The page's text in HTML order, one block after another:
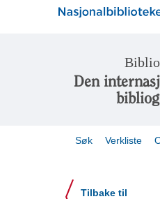
Den
Søk Verkliste
Tilbake til